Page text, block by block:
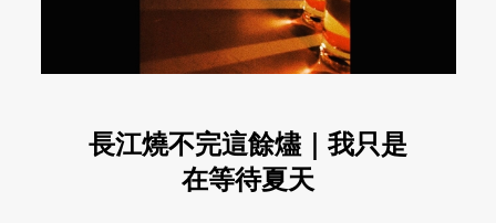
長江燒不完這餘燼｜我只是
在等待夏天